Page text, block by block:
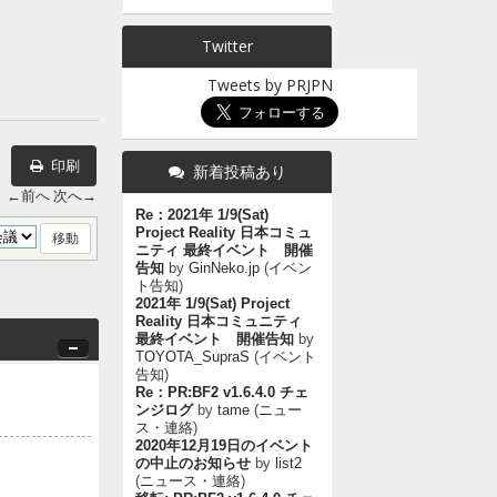
印刷
←前へ 次へ→
Twitter
Tweets by PRJPN
新着投稿あり
Re：2021年 1/9(Sat)
Project Reality 日本コミュ
ニティ 最終イベント 開催
告知 by GinNeko.jp(イベン
ト告知)
2021年 1/9(Sat) Project
Reality 日本コミュニティ
最終イベント 開催告知 by
TOYOTA_SupraS (イベント
告知)
Re：PR:BF2 v1.6.4.0 チェ
ンジログby tame(ニュー
ス・連絡)
2020年12月19日のイベント
の中止のお知らせby list2
(ニュース・連絡)